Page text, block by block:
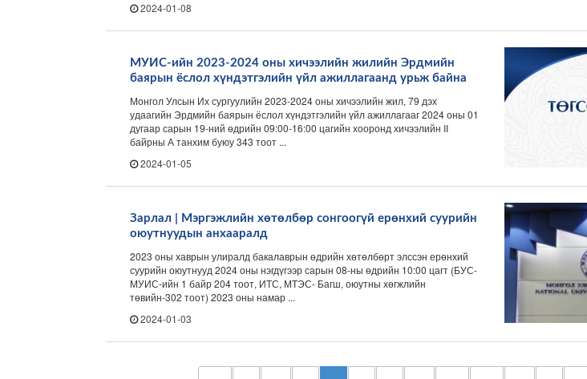
2024-01-08
МУИС-ийн 2023-2024 оны хичээлийн жилийн Эрдмийн
баярын ёслол хүндэтгэлийн үйл ажиллагаанд урьж байна
Монгол Улсын Их сургуулийн 2023-2024 оны хичээлийн жил, 79 дэх
удаагийн Эрдмийн баярын ёслол хүндэтгэлийн үйл ажиллагааг 2024 оны 01
дугаар сарын 19-ний өдрийн 09:00-16:00 цагийн хооронд хичээлийн II
байрны А танхим буюу 343 тоот ...
2024-01-05
Зарлал | Мэргэжлийн хөтөлбөр сонгоогүй ерөнхий суурийн
оюутнуудын анхааралд
2023 оны хаврын улиралд бакалаврын өдрийн хөтөлбөрт элссэн ерөнхий
суурийн оюутнууд 2024 оны нэгдүгээр сарын 08-ны өдрийн 10:00 цагт (БУС-
МУИС-ийн 1 байр 204 тоот, ИТС, МТЭС- Багш, оюутны хөгжлийн
төвийн-302 тоот) 2023 оны намар ...
2024-01-03